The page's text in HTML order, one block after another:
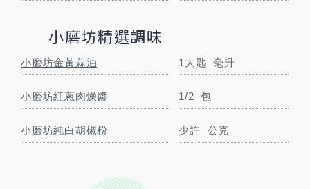
小磨坊精選調味
小磨坊金黃蒜油 1大匙 毫升
小磨坊紅蔥肉燥醬 1/2 包
小磨坊純白胡椒粉 少許 公克
STEP01
食材準備